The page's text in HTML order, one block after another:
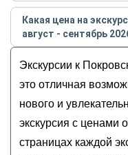
Лермонтовский
Пушкинская
Гора Железная
Дворец эмира
Грот Дианы
Самые популярные
августе - сентябре
Железноводск:
Идиллический
Затерянный
Золотое кольцо
Железноводска)
Поездка к 17
Какая цена на
август - сентябрь
сентябрь 2026года
Экскурсии к
это отличная
нового и
экскурсия с ценами
страницах каждой